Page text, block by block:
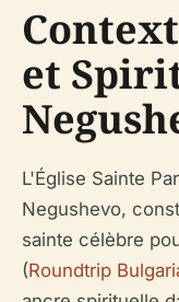
et
L'Église Sainte
Negushevo,
sainte célèbre
(Roundtrip